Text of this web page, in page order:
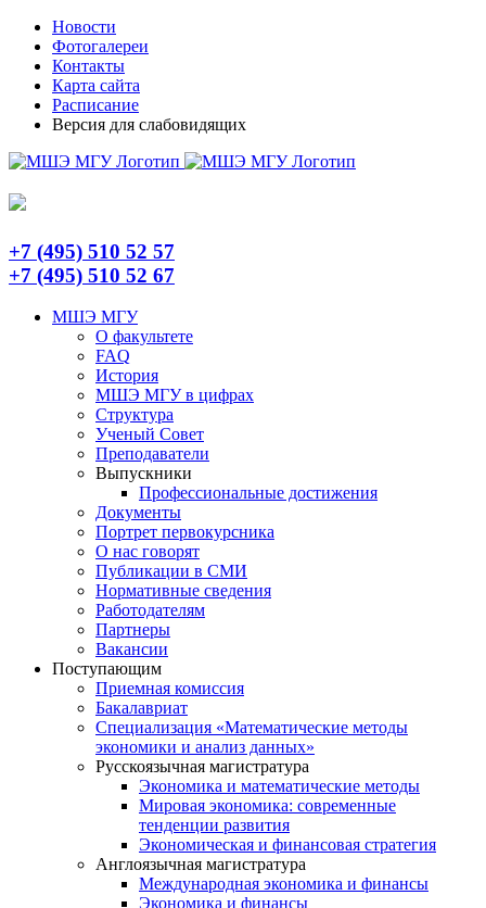
Skip
content
TelegramНовости
Фотогалереи
Контакты
Карта сайта
Расписание
Версия для слабовидящих
+7 (495) 510 52 57
+7 (495) 510 52 67
МШЭ МГУ
О факультете
FAQ
История
МШЭ МГУ в цифрах
Структура
Ученый Совет
Преподаватели
Выпускники
Профессиональные достижения
Документы
Портрет первокурсника
О нас говорят
Публикации в СМИ
Нормативные сведения
Работодателям
Партнеры
Вакансии
Поступающим
Приемная комиссия
Бакалавриат
Специализация «Математические методы
экономики и анализ данных»
Русскоязычная магистратура
Экономика и математические методы
Мировая экономика: современные
тенденции развития
Экономическая и финансовая стратегия
Англоязычная магистратура
Международная экономика и финансы
Экономика и финансы